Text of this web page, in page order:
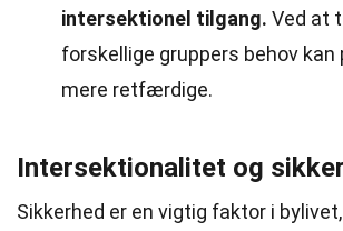
intersektionel tilgang. Ved at
forskellige gruppers behov kan
mere retfærdige.
Intersektionalitet og
Sikkerhed er en vigtig faktor i